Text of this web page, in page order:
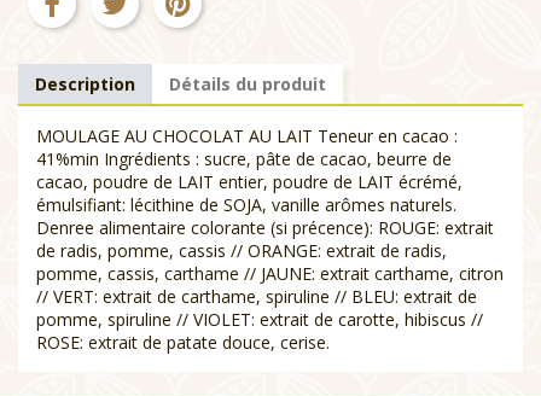
Description Détails du produit
MOULAGE AU CHOCOLAT AU LAIT Teneur en cacao :
41%min Ingrédients : sucre, pâte de cacao, beurre de
cacao, poudre de LAIT entier, poudre de LAIT écrémé,
émulsifiant: lécithine de SOJA, vanille arômes naturels.
Denree alimentaire colorante (si précence): ROUGE: extrait
de radis, pomme, cassis // ORANGE: extrait de radis,
pomme, cassis, carthame // JAUNE: extrait carthame, citron
// VERT: extrait de carthame, spiruline // BLEU: extrait de
pomme, spiruline // VIOLET: extrait de carotte, hibiscus //
ROSE: extrait de patate douce, cerise.